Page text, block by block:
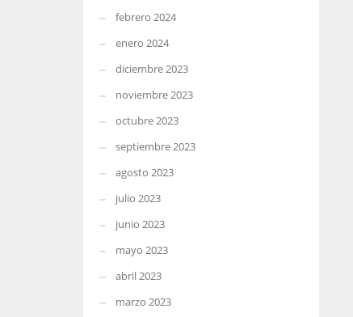
febrero 2024
enero 2024
diciembre 2023
noviembre 2023
octubre 2023
septiembre 2023
agosto 2023
julio 2023
junio 2023
mayo 2023
abril 2023
marzo 2023